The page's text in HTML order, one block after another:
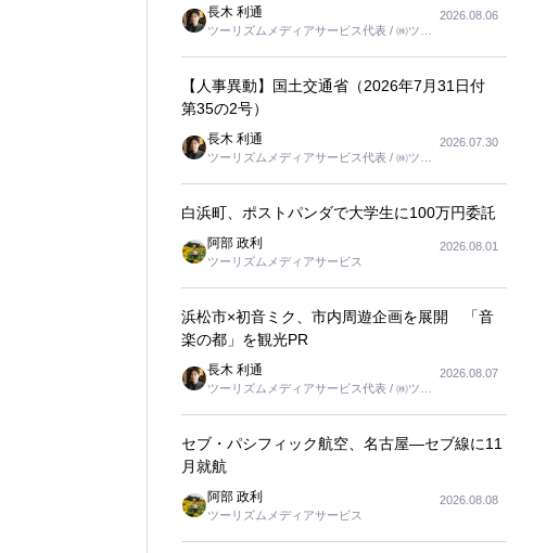
長木 利通
ツーリズムメディアサービス代表 / ㈱ツー
2026.08.06
【人事異動】国土交通省（2026年7月31日付
第35の2号）
長木 利通
ツーリズムメディアサービス代表 / ㈱ツー
2026.07.30
白浜町、ポストパンダで大学生に100万円委託
阿部 政利
ツーリズムメディアサービス
2026.08.01
浜松市×初音ミク、市内周遊企画を展開 「音
楽の都」を観光PR
長木 利通
ツーリズムメディアサービス代表 / ㈱ツー
2026.08.07
セブ・パシフィック航空、名古屋―セブ線に11
月就航
阿部 政利
ツーリズムメディアサービス
2026.08.08